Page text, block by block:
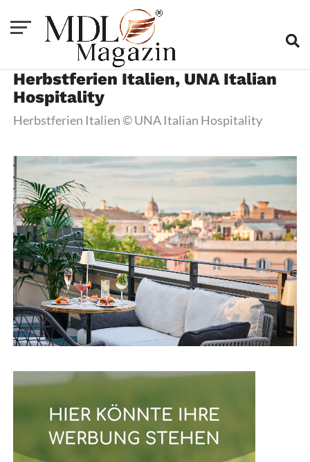
Herbstferien Italien, UNA Italian
Hospitality
Herbstferien Italien © UNA Italian Hospitality